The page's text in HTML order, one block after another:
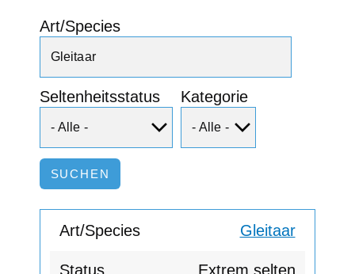
Art/Species
Seltenheitsstatus Kategorie
Gleitaar
Extrem selten